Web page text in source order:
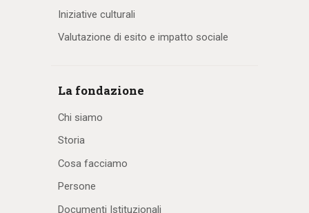
Iniziative culturali
Valutazione di esito e impatto sociale
La fondazione
Chi siamo
Storia
Cosa facciamo
Persone
Documenti Istituzionali